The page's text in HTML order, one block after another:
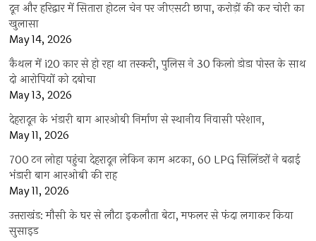
दून और हरिद्वार में सितारा होटल चेन पर जीएसटी छापा, करोड़ों की कर चोरी का
खुलासा
May 14, 2026
कैथल में i20 कार से हो रहा था तस्करी, पुलिस ने 30 किलो डोडा पोस्त के साथ
दो आरोपियों को दबोचा
May 13, 2026
देहरादून के भंडारी बाग आरओबी निर्माण से स्थानीय निवासी परेशान,
May 11, 2026
700 टन लोहा पहुंचा देहरादून लेकिन काम अटका, 60 LPG सिलिंडरों ने बढ़ाई
भंडारी बाग आरओबी की राह
May 11, 2026
उत्तराखंड: मौसी के घर से लौटा इकलौता बेटा, मफलर से फंदा लगाकर किया
सुसाइड